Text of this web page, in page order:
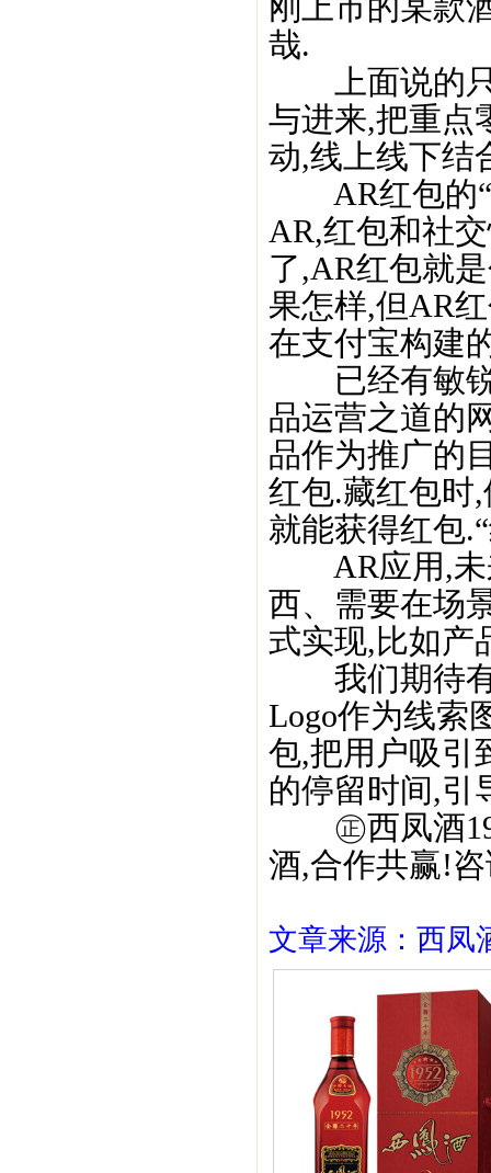
刚上市的某款
哉.
上面说的只
与进来,把重点
动,线上线下结
AR红包的“
AR,红包和社
了,AR红包就
果怎样,但AR
在支付宝构建
已经有敏锐
品运营之道的
品作为推广的
红包.藏红包时
就能获得红包
AR应用,未
西、需要在场
式实现,比如产
我们期待有
Logo作为线索
包,把用户吸引
的停留时间,引
㊣西凤酒
酒,合作共赢!咨
文章来源：西凤